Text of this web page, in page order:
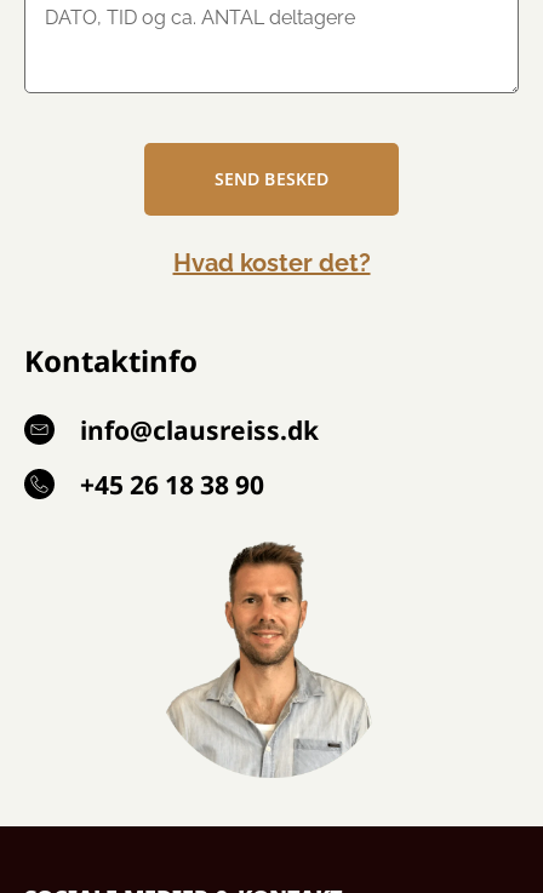
SEND BESKED
Hvad koster det?
Kontaktinfo
info@clausreiss.dk
+45 26 18 38 90